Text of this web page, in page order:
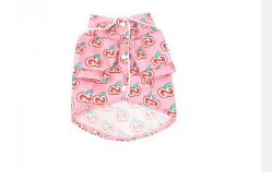
子犬 洋服 お散歩 涼しい 小
型犬 柔らかい